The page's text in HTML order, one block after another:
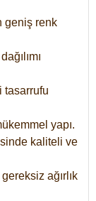
geniş renk
tasarrufu
yapı.
kaliteli ve
ağırlık